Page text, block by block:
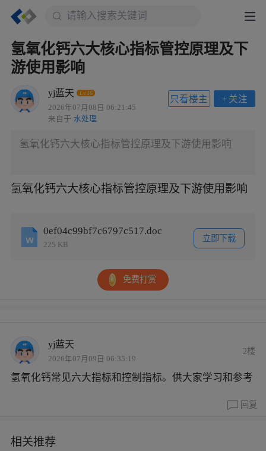
氢氧化钙六大核心指标管控原理及下
游使用影响
yj蓝天 Lv.16
2026年07月08日 06:21:45
来自于 水处理
+ 关注
只看楼主
氢氧化钙六大核心指标管控原理及下游使用影响
氢氧化钙六大核心指标管控原理及下游使用影响
0ef04c99bf7c6797c517.doc
225 KB
立即下载
免费打赏
yj蓝天
2026年07月09日 06:35:19
2楼
氢氧化钙常见六大指标和控制指标。供大家学习和参考
回复
相关推荐